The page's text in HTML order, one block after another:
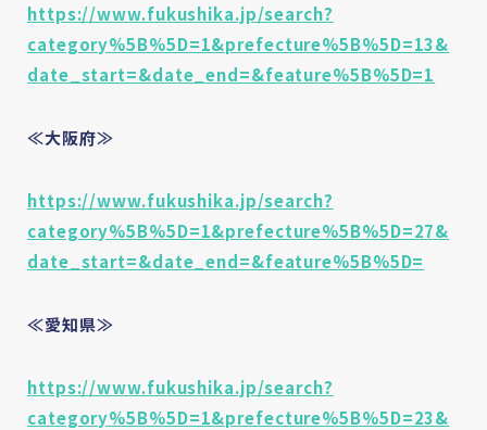
https://www.fukushika.jp/search?
category%5B%5D=1&prefecture%5B%5D=13&
date_start=&date_end=&feature%5B%5D=1
≪大阪府≫
https://www.fukushika.jp/search?
category%5B%5D=1&prefecture%5B%5D=27&
date_start=&date_end=&feature%5B%5D=
≪愛知県≫
https://www.fukushika.jp/search?
category%5B%5D=1&prefecture%5B%5D=23&